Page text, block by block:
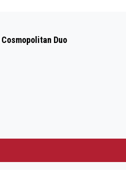
1 MILJOEN EURO
Duo